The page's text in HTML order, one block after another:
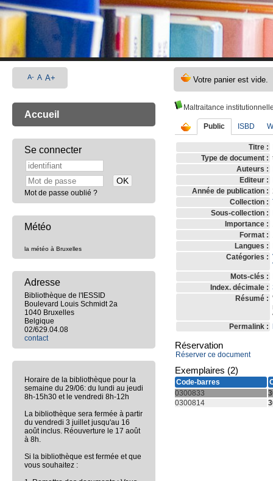
Maltraitance
Public ISBD
Titre :
Type de document :
Auteurs :
Editeur :
Année de publication :
Collection :
Sous-collection :
Importance :
Format :
Langues :
Catégories :
Mots-clés :
Index. décimale :
Résumé :
Permalink :
Réservation
Réserver ce document
Exemplaires (2)
Code-barres
0300833
0300814
A- A A+
Accueil
Se connecter
Mot de passe oublié ?
Météo
la météo à Bruxelles
Adresse
Bibliothèque de l'IESSID
Boulevard Louis Schmidt 2a
1040 Bruxelles
Belgique
02/629.04.08
contact
Horaire de la bibliothèque pour la
semaine du 29/06: du lundi au jeudi
8h-15h30 et le vendredi 8h-12h
La bibliothèque sera fermée à partir
du vendredi 3 juillet jusqu'au 16
août inclus. Réouverture le 17 août
à 8h.
Si la bibliothèque est fermée et que
vous souhaitez :